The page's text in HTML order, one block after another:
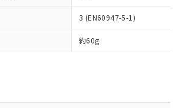
3 (EN60947-5-1)
約60g
ないようお願いします。
パーツ機能（部品リスト作成サー
）をご利用いただくには、I-Web
バーズにご登録されている必要が
ます。
サービスに関するお客様との取
の切り替え状況などにより、予定
することがあります。
通常の使用状況下において有害物
に漏えいし、環境に深刻な影響を
い年数を意味します。
未確認です。当社販売部門へお問
先および販売に係わる関係者が違
輸出するおそれがある場合は、取
きをいたしません。
受注生産機種、また在庫状況の
情報を公開していない機種